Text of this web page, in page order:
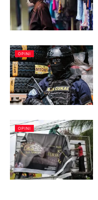
OPINI
OPINI